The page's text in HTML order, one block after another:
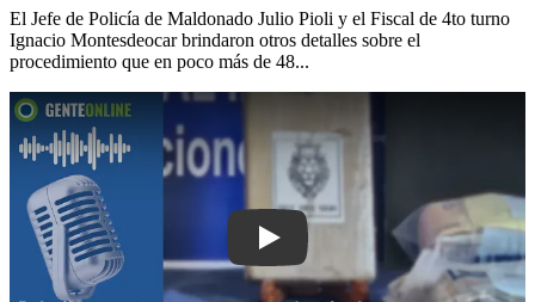
El Jefe de Policía de Maldonado Julio Pioli y el Fiscal de 4to turno
Ignacio Montesdeocar brindaron otros detalles sobre el
procedimiento que en poco más de 48...
Play: Policía investiga presunta